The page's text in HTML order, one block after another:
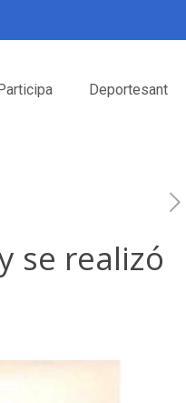
Deportesant
se realizó